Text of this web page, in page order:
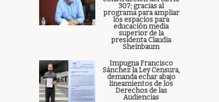
307; gracias al
programa para ampliar
los espacios para
educación media
superior de la
presidenta Claudia
Sheinbaum
Impugna Francisco
Sánchez la Ley Censura,
demanda echar abajo
lineamientos de los
Derechos de las
Audiencias